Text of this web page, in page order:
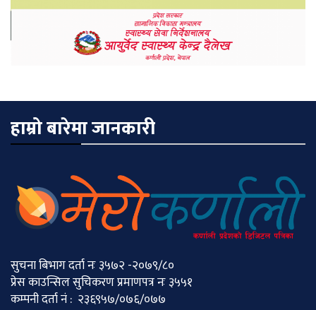
हाम्रो बारेमा जानकारी
सुचना बिभाग दर्ता नः ३५७२ -२०७९/८०
प्रेस काउन्सिल सुचिकरण प्रमाणपत्र नः ३५५१
कम्पनी दर्ता नं : २३६९५७/०७६/०७७